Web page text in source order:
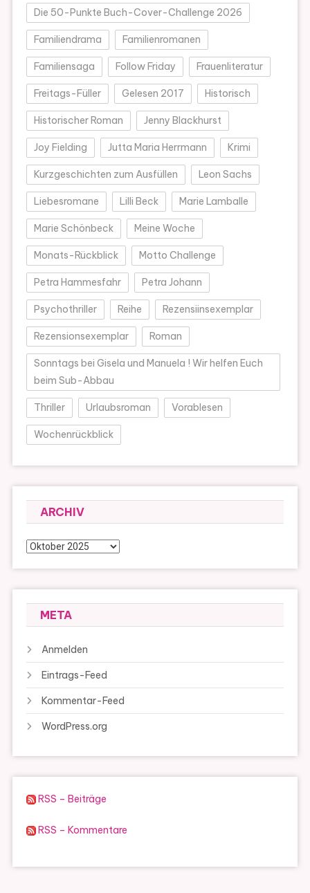
Die 50-Punkte Buch-Cover-Challenge 2026
Familiendrama Familienromanen
Familiensaga Follow Friday Frauenliteratur
Freitags-Füller Gelesen 2017 Historisch
Historischer Roman Jenny Blackhurst
Joy Fielding Jutta Maria Herrmann Krimi
Kurzgeschichten zum Ausfüllen Leon Sachs
Liebesromane Lilli Beck Marie Lamballe
Marie Schönbeck Meine Woche
Monats-Rückblick Motto Challenge
Petra Hammesfahr Petra Johann
Psychothriller Reihe Rezensiinsexemplar
Rezensionsexemplar Roman
Sonntags bei Gisela und Manuela ! Wir helfen Euch
beim Sub-Abbau
Thriller Urlaubsroman Vorablesen
Wochenrückblick
ARCHIV
Archiv
META
Anmelden
Eintrags-Feed
Kommentar-Feed
WordPress.org
RSS – Beiträge
RSS – Kommentare